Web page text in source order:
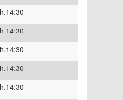
h.14:30
h.14:30
h.14:30
h.14:30
h.14:30